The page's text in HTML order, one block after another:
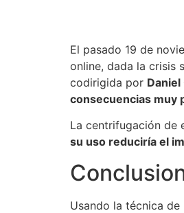
El pasado 19 de
online, dada la crisis
codirigida por
consecuencias muy
La centrifugación de
su uso reduciría el
Usando la técnica